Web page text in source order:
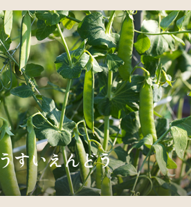
うすいえんどう